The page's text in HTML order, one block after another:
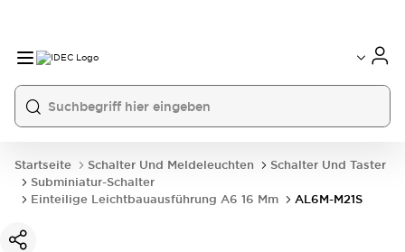
Startseite Schalter Und Meldeleuchten
Schalter Und Taster
Subminiatur-Schalter
Einteilige Leichtbauausführung A6 16 Mm
AL6M-M21S